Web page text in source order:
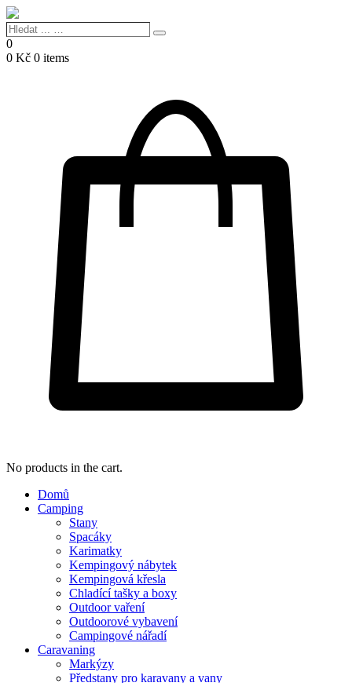
Hledat
...
…
Search
0
0 Kč 0 items
No products in the cart.
Domů
Camping
Stany
Spacáky
Karimatky
Kempingový nábytek
Kempingová křesla
Chladící tašky a boxy
Outdoor vaření
Outdoorové vybavení
Campingové nářadí
Caravaning
Markýzy
Předstany pro karavany a vany